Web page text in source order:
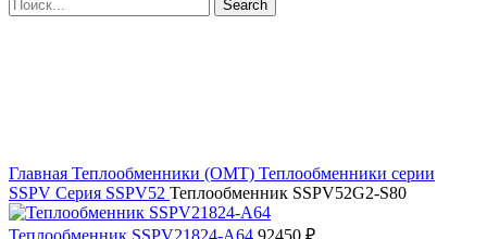
Search
Главная Теплообменники (OMT) Теплообменники серии
SSPV Серия SSPV52 Теплообменник SSPV52G2-S80
Теплообменник SSPV21824-A64 92450 ₽